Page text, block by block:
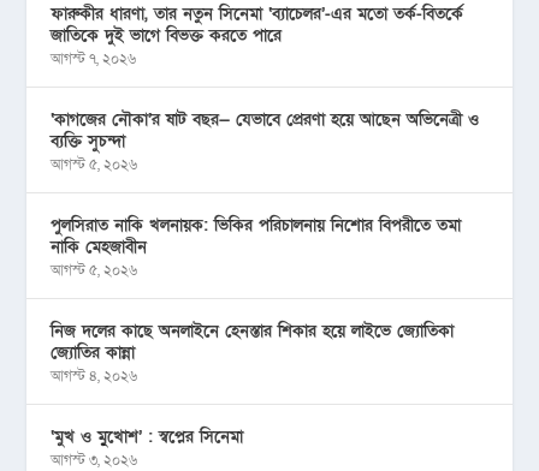
ফারুকীর ধারণা, তার নতুন সিনেমা ‘ব্যাচেলর’-এর মতো তর্ক-বিতর্কে
জাতিকে দুই ভাগে বিভক্ত করতে পারে
আগস্ট ৭, ২০২৬
‘কাগজের নৌকা’র ষাট বছর— যেভাবে প্রেরণা হয়ে আছেন অভিনেত্রী ও
ব্যক্তি সুচন্দা
আগস্ট ৫, ২০২৬
পুলসিরাত নাকি খলনায়ক: ভিকির পরিচালনায় নিশোর বিপরীতে তমা
নাকি মেহজাবীন
আগস্ট ৫, ২০২৬
নিজ দলের কাছে অনলাইনে হেনস্তার শিকার হয়ে লাইভে জ্যোতিকা
জ্যোতির কান্না
আগস্ট ৪, ২০২৬
‘মুখ ও মু্খোশ’ : স্বপ্নের সিনেমা
আগস্ট ৩, ২০২৬